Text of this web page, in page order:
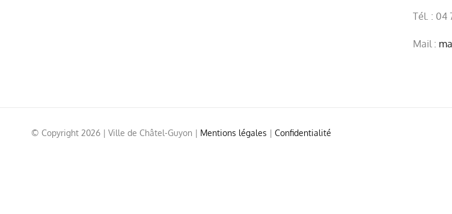
Tél. : 04
Mail :
© Copyright 2026 | Ville de Châtel-Guyon | Mentions légales | Confidentialité